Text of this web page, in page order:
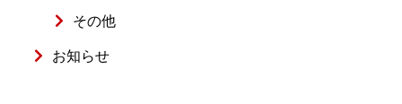
その他
お知らせ